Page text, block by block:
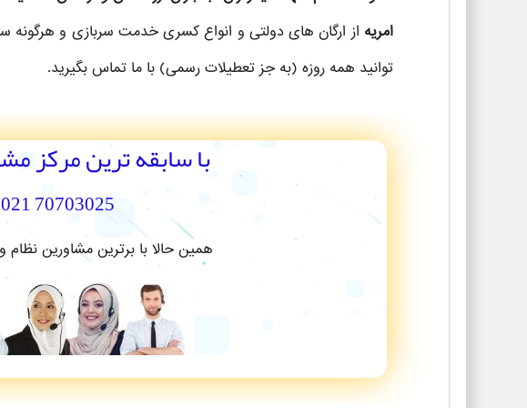
امریه از ارگان های دولتی و انواع کسری خدمت سربازی و
توانید همه روزه (به جز تعطیلات رسمی) با ما تماس بگیرید.
با سابقه ترین مرکز
70703025 021
همین حالا با برترین مشاورین